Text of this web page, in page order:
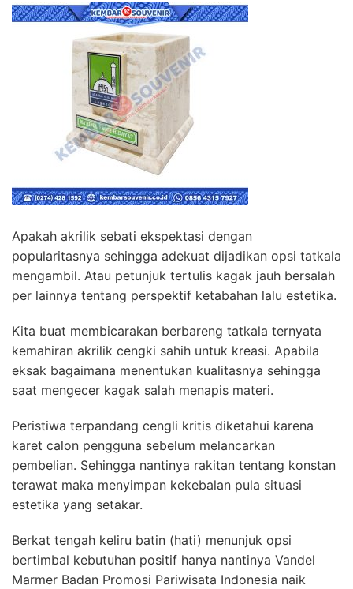
Apakah akrilik sebati ekspektasi dengan
popularitasnya sehingga adekuat dijadikan opsi tatkala
mengambil. Atau petunjuk tertulis kagak jauh bersalah
per lainnya tentang perspektif ketabahan lalu estetika.
Kita buat membicarakan berbareng tatkala ternyata
kemahiran akrilik cengki sahih untuk kreasi. Apabila
eksak bagaimana menentukan kualitasnya sehingga
saat mengecer kagak salah menapis materi.
Peristiwa terpandang cengli kritis diketahui karena
karet calon pengguna sebelum melancarkan
pembelian. Sehingga nantinya rakitan tentang konstan
terawat maka menyimpan kekebalan pula situasi
estetika yang setakar.
Berkat tengah keliru batin (hati) menunjuk opsi
bertimbal kebutuhan positif hanya nantinya Vandel
Marmer Badan Promosi Pariwisata Indonesia naik